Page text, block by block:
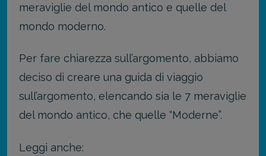
meraviglie del mondo antico e quelle del
mondo moderno.
Per fare chiarezza sull’argomento, abbiamo
deciso di creare una guida di viaggio
sull’argomento, elencando sia le 7 meraviglie
del mondo antico, che quelle “Moderne”.
Leggi anche: